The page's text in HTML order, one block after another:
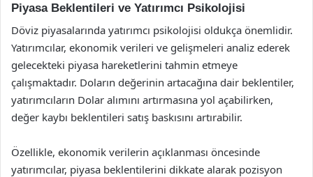
Piyasa Beklentileri ve Yatırımcı Psikolojisi
Döviz piyasalarında yatırımcı psikolojisi oldukça önemlidir.
Yatırımcılar, ekonomik verileri ve gelişmeleri analiz ederek
gelecekteki piyasa hareketlerini tahmin etmeye
çalışmaktadır. Doların değerinin artacağına dair beklentiler,
yatırımcıların Dolar alımını artırmasına yol açabilirken,
değer kaybı beklentileri satış baskısını artırabilir.
Özellikle, ekonomik verilerin açıklanması öncesinde
yatırımcılar, piyasa beklentilerini dikkate alarak pozisyon